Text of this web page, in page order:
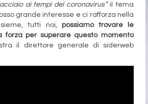
ai tempi del coronavirus”il tema
grande interesse e ci rafforza nella
tutti noi, possiamo trovare le
forza per superare questo momento
il direttore generale di siderweb